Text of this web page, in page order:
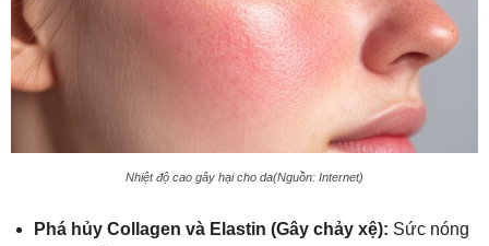
Nhiệt độ cao gây hại cho da(Nguồn: Internet)
Phá hủy Collagen và Elastin (Gây chảy xệ): Sức nóng